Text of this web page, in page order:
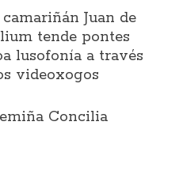
camariñán Juan de
tende pontes
lusofonía a través
videoxogos
Concilia